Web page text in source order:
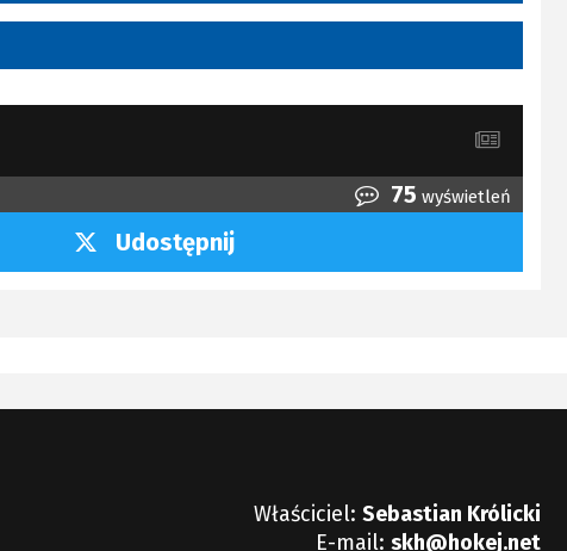
75 wyświetleń
Udostępnij
Właściciel: Sebastian Królicki
E-mail: skh@hokej.net